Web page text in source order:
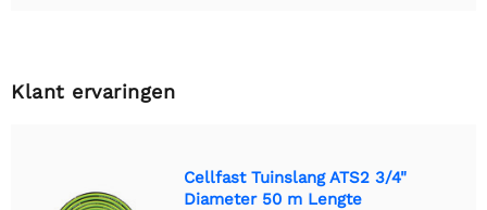
Klant ervaringen
Cellfast Tuinslang ATS2 3/4"
Diameter 50 m Lengte